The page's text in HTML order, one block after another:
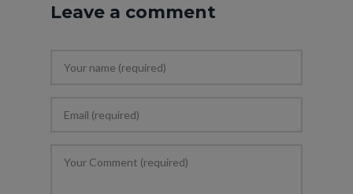
Leave a comment